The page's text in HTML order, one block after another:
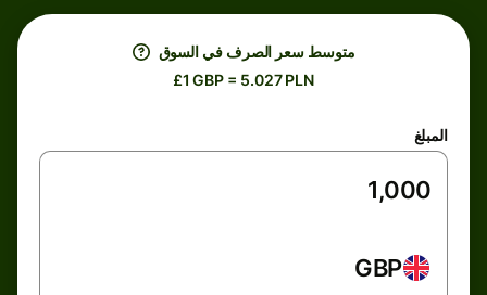
متوسط ​​سعر الصرف في السوق
£1 GBP = 5.027 PLN
المبلغ
GBP